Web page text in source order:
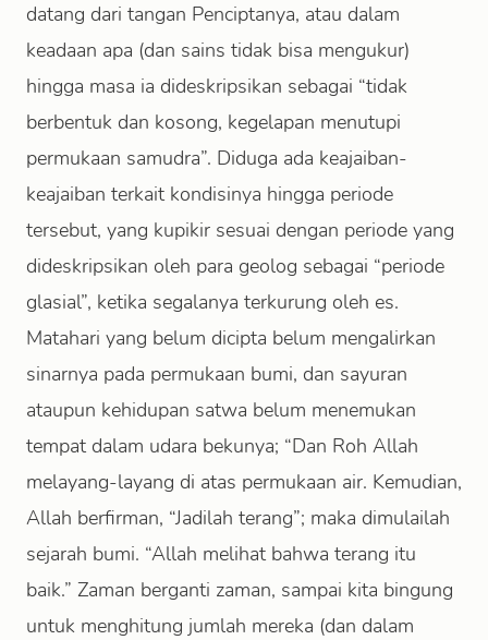
datang dari tangan Penciptanya, atau dalam
keadaan apa (dan sains tidak bisa mengukur)
hingga masa ia dideskripsikan sebagai “tidak
berbentuk dan kosong, kegelapan menutupi
permukaan samudra”. Diduga ada keajaiban-
keajaiban terkait kondisinya hingga periode
tersebut, yang kupikir sesuai dengan periode yang
dideskripsikan oleh para geolog sebagai “periode
glasial”, ketika segalanya terkurung oleh es.
Matahari yang belum dicipta belum mengalirkan
sinarnya pada permukaan bumi, dan sayuran
ataupun kehidupan satwa belum menemukan
tempat dalam udara bekunya; “Dan Roh Allah
melayang-layang di atas permukaan air. Kemudian,
Allah berfirman, “Jadilah terang”; maka dimulailah
sejarah bumi. “Allah melihat bahwa terang itu
baik.” Zaman berganti zaman, sampai kita bingung
untuk menghitung jumlah mereka (dan dalam